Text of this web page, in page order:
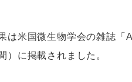
は米国微生物学会の雑誌
）に掲載されました。